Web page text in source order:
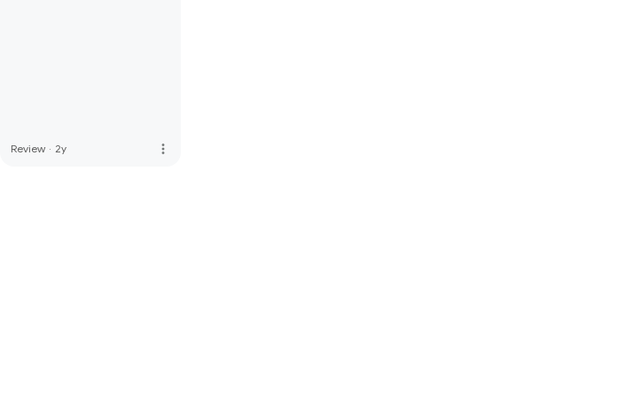
Review · 2y more_vert